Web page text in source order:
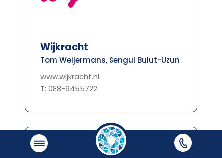
Wijkracht
Tom Weijermans, Sengul Bulut-Uzun
www.wijkracht.nl
T: 088-9455722
Organisatielid